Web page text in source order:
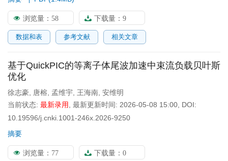
浏览量： 58 下载量： 9
数据和表 参考文献 相关文章
基于QuickPIC的等离子体尾波加速中束流负载贝叶斯
优化
徐志豪 唐榕 孟维宇 王海南 安维明
当前状态: 最新录用 最新更新时间: 2026-05-08 15:00 DOI:
10.19596/j.cnki.1001-246x.2026-9250
摘要
浏览量： 77 下载量： 0